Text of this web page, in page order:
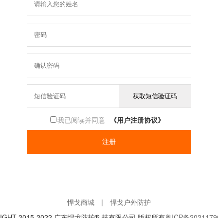
获取短信验证码
我已阅读并同意 《用户注册协议》
悍戈商城 |
悍戈户外防护